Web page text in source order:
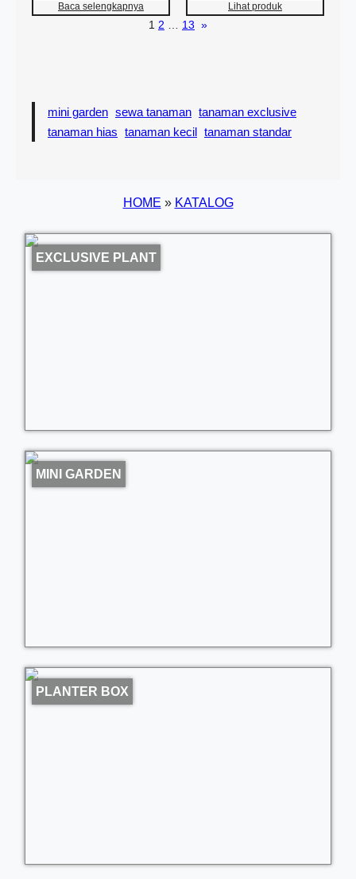
Baca selengkapnya Lihat produk
1 2 … 13 »
mini garden sewa tanaman tanaman exclusive
tanaman hias
tanaman kecil tanaman standar
HOME » KATALOG
EXCLUSIVE PLANT
MINI GARDEN
PLANTER BOX